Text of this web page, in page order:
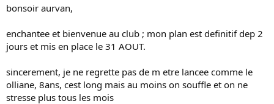
bonsoir aurvan,
enchantee et bienvenue au club ; mon plan est definitif dep 2
jours et mis en place le 31 AOUT.
sincerement, je ne regrette pas de m etre lancee comme le
olliane, 8ans, cest long mais au moins on souffle et on ne
stresse plus tous les mois